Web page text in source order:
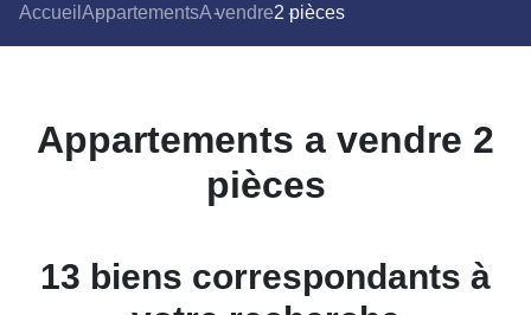
Accueil AppartementsA vendre2 pièces
Appartements a vendre 2
pièces
13 biens correspondants à